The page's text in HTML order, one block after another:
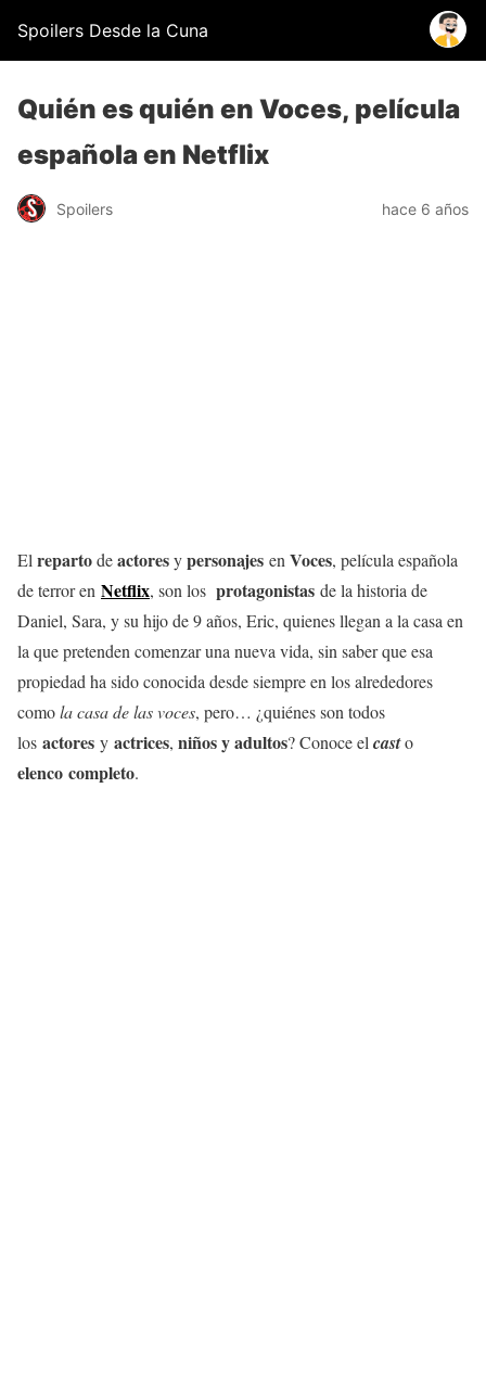
Spoilers Desde la Cuna
Quién es quién en Voces, película
española en Netflix
Spoilers hace 6 años
El repartodeactoresypersonajes en Voces, película española
de terror en Netflix, son los protagonistas de la historia de
Daniel, Sara, y su hijo de 9 años, Eric, quienes llegan a la casa en
la que pretenden comenzar una nueva vida, sin saber que esa
propiedad ha sido conocida desde siempre en los alrededores
comola casa de las voces, pero… ¿quiénes son todos
los actores y actrices, niños y adultos? Conoce el casto
elenco completo.